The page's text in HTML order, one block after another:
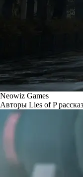
Neowiz Games
Авторы Lies of P